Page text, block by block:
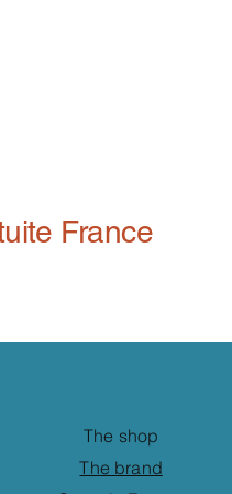
France
The shop
The brand